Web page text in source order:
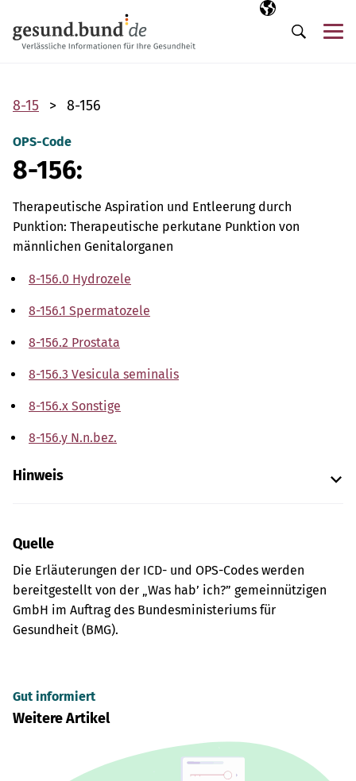
Ausgewählte
DE
Suche
8-15 8-156
OPS-Code
8-156:
Therapeutische Aspiration und Entleerung durch
Punktion: Therapeutische perkutane Punktion von
männlichen Genitalorganen
8-156.0 Hydrozele
8-156.1 Spermatozele
8-156.2 Prostata
8-156.3 Vesicula seminalis
8-156.x Sonstige
8-156.y N.n.bez.
Hinweis
Quelle
Die Erläuterungen der ICD- und OPS-Codes werden
bereitgestellt von der „Was hab’ ich?” gemeinnützigen
GmbH im Auftrag des Bundesministeriums für
Gesundheit (BMG).
Gut informiert
Weitere Artikel